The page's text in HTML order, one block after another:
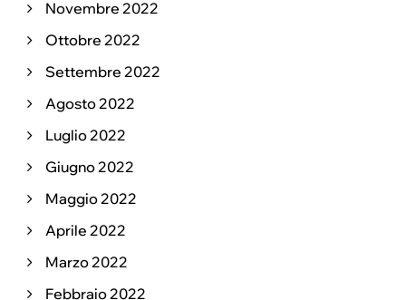
Novembre 2022
Ottobre 2022
Settembre 2022
Agosto 2022
Luglio 2022
Giugno 2022
Maggio 2022
Aprile 2022
Marzo 2022
Febbraio 2022